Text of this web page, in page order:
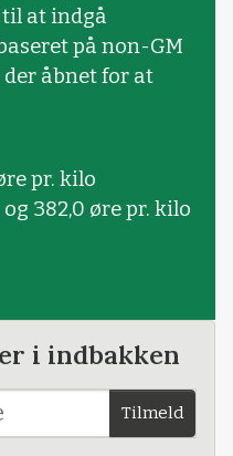
at indgå
på non-GM
åbnet for at
pr. kilo
382,0 øre pr. kilo
i indbakken
Tilmeld